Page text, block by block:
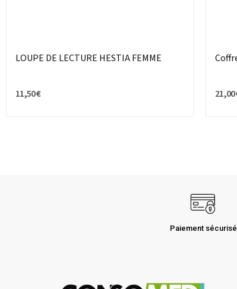
LOUPE DE LECTURE HESTIA FEMME
11,50 € 21,00
Paiement sécurisé